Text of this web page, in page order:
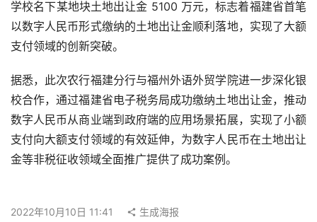
学校名下某地块土地出让金 5100 万元，标志着福建省首笔
以数字人民币形式缴纳的土地出让金顺利落地，实现了大额
支付领域的创新突破。
据悉，此次农行福建分行与福州外语外贸学院进一步深化银
校合作，通过福建省电子税务局成功缴纳土地出让金，推动
数字人民币从商业端到政府端的应用场景拓展，实现了小额
支付向大额支付领域的有效延伸，为数字人民币在土地出让
金等非税征收领域全面推广提供了成功案例。
2022年10月10日 11:41 生成海报